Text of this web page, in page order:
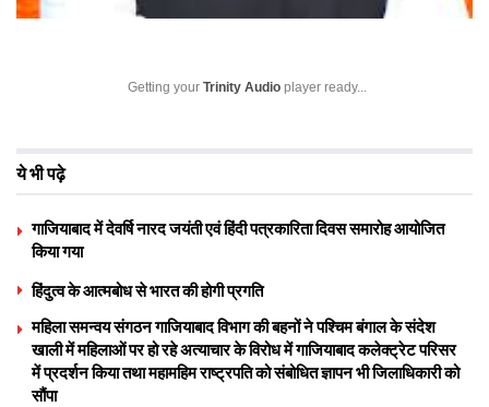
Getting your Trinity Audio player ready...
ये भी पढ़े
गाजियाबाद में देवर्षि नारद जयंती एवं हिंदी पत्रकारिता दिवस समारोह आयोजित
किया गया
हिंदुत्व के आत्मबोध से भारत की होगी प्रगति
महिला समन्वय संगठन गाजियाबाद विभाग की बहनों ने पश्चिम बंगाल के संदेश
खाली में महिलाओं पर हो रहे अत्याचार के विरोध में गाजियाबाद कलेक्ट्रेट परिसर
में प्रदर्शन किया तथा महामहिम राष्ट्रपति को संबोधित ज्ञापन भी जिलाधिकारी को
सौंपा